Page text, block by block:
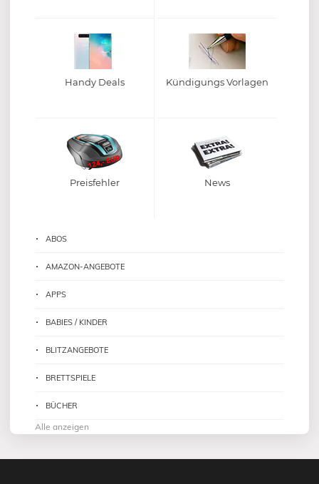
Handy Deals Kündigungs Vorlagen
Preisfehler News
ABOS
AMAZON-ANGEBOTE
APPS
BABIES / KINDER
BLITZANGEBOTE
BRETTSPIELE
BÜCHER
Alle anzeigen